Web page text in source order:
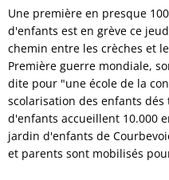
Une première en presque
d'enfants est en grève ce
chemin entre les crèches et
Première guerre mondiale,
dite pour "une école de la
scolarisation des enfants dés
d'enfants accueillent 10.000
jardin d'enfants de
et parents sont mobilisés